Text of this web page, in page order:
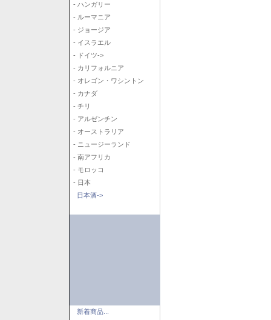
- ハンガリー
- ルーマニア
- ジョージア
- イスラエル
- ドイツ->
- カリフォルニア
- オレゴン・ワシントン
- カナダ
- チリ
- アルゼンチン
- オーストラリア
- ニュージーランド
- 南アフリカ
- モロッコ
- 日本
日本酒->
新着商品...